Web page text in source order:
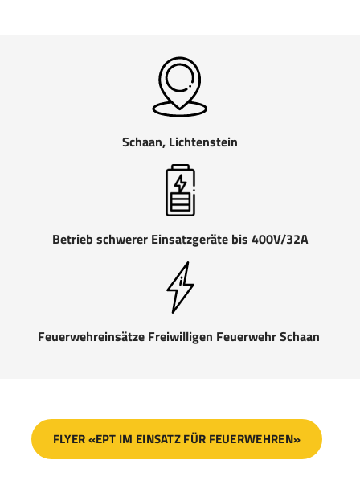
Schaan, Lichtenstein
Betrieb schwerer Einsatzgeräte bis 400V/32A
Feuerwehreinsätze Freiwilligen Feuerwehr Schaan
FLYER «EPT IM EINSATZ FÜR FEUERWEHREN»